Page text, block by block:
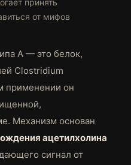
принять
от мифов
А — это белок,
Clostridium
применении он
Механизм основан
ацетилхолина
сигнал от